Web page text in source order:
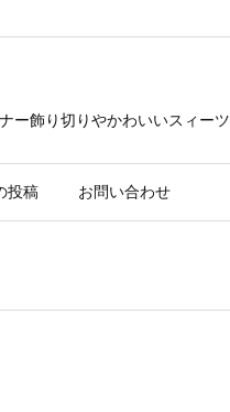
飾り切りやかわいいスィー
投稿 お問い合わせ